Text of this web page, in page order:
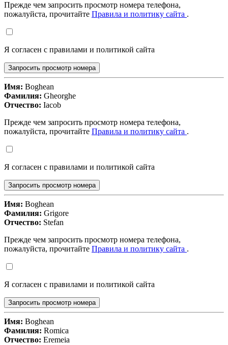
Прежде чем запросить просмотр номера телефона,
пожалуйста, прочитайте Правила и политику сайта .
Я согласен с правилами и политикой сайта
Запросить просмотр номера
Имя: Boghean
Фамилия: Gheorghe
Отчество: Iacob
Прежде чем запросить просмотр номера телефона,
пожалуйста, прочитайте Правила и политику сайта .
Я согласен с правилами и политикой сайта
Запросить просмотр номера
Имя: Boghean
Фамилия: Grigore
Отчество: Stefan
Прежде чем запросить просмотр номера телефона,
пожалуйста, прочитайте Правила и политику сайта .
Я согласен с правилами и политикой сайта
Запросить просмотр номера
Имя: Boghean
Фамилия: Romica
Отчество: Eremeia